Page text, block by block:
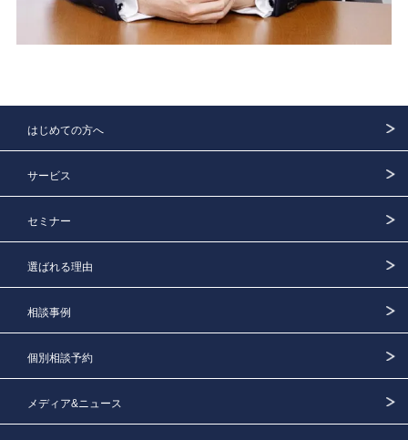
はじめての方へ
サービス
セミナー
選ばれる理由
相談事例
個別相談予約
メディア&ニュース